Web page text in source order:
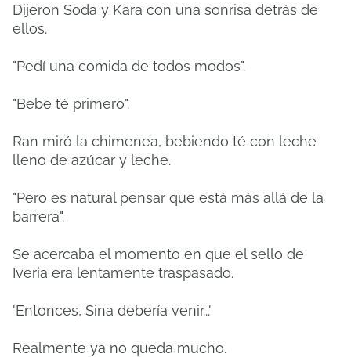
Dijeron Soda y Kara con una sonrisa detrás de
ellos.
"Pedí una comida de todos modos".
"Bebe té primero".
Ran miró la chimenea, bebiendo té con leche
lleno de azúcar y leche.
"Pero es natural pensar que está más allá de la
barrera".
Se acercaba el momento en que el sello de
Iveria era lentamente traspasado.
'Entonces, Sina debería venir...'
Realmente ya no queda mucho.